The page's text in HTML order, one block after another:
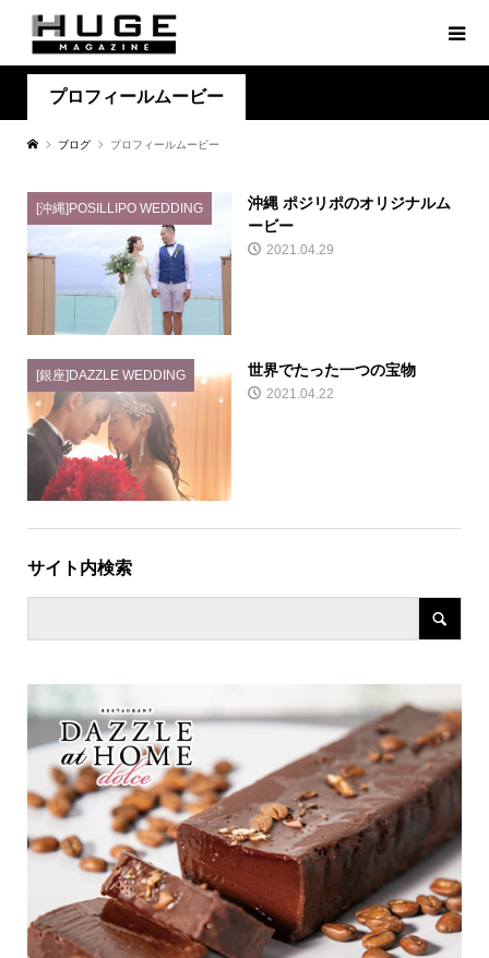
プロフィールムービー
ブログ プロフィールムービー
[沖縄]POSILLIPO WEDDING
沖縄 ポジリポのオリジナルム
ービー
2021.04.29
[銀座]DAZZLE WEDDING 世界でたった一つの宝物
2021.04.22
サイト内検索